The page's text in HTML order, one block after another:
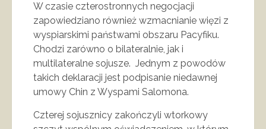
W czasie czterostronnych negocjacji
zapowiedziano również wzmacnianie więzi z
wyspiarskimi państwami obszaru Pacyfiku.
Chodzi zarówno o bilateralnie, jak i
multilateralne sojusze. Jednym z powodów
takich deklaracji jest podpisanie niedawnej
umowy Chin z Wyspami Salomona.
Czterej sojusznicy zakończyli wtorkowy